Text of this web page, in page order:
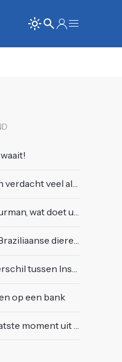
ander soort work-out
uit Flodder met Tatjana Šimić
en overleeft het niet
Insta-look en realiteit
op een bank
auto op de A58